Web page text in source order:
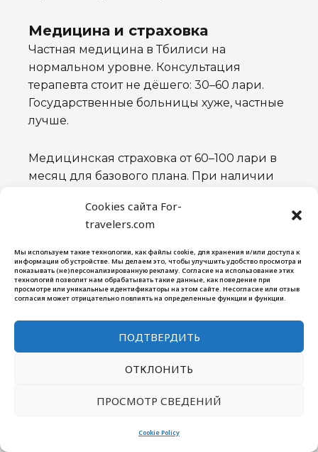
Cookies сайта For-
travelers.com
Мы используем такие технологии, как файлы cookie, для хранения и/или доступа к
информации об устройстве. Мы делаем это, чтобы улучшить удобство просмотра и
показывать (не)персонализированную рекламу. Согласие на использование этих
технологий позволит нам обрабатывать такие данные, как поведение при
просмотре или уникальные идентификаторы на этом сайте. Несогласие или отзыв
согласия может отрицательно повлиять на определенные функции и функции.
ПОДТВЕРДИТЬ
ОТКЛОНИТЬ
ПРОСМОТР СВЕДЕНИЙ
Cookie Policy
Медицина и страховка
Частная медицина в Тбилиси на
нормальном уровне. Консультация
терапевта стоит не дёшего: 30–60 лари.
Государственные больницы хуже, частные
лучше.
Медицинская страховка от 60–100 лари в
месяц для базового плана. При наличии
государства (для определённых
категорий).
Минимальный комфортный бюджет в
Тбилиси:1 000–1 500 долларов в месяц на
человека. В Батуми на 15–20% дешевле.
КУДА ИМЕННО ЕХАТЬ:
ТБИЛИСИ ИЛИ БАТУМИ
популярных города, в которые